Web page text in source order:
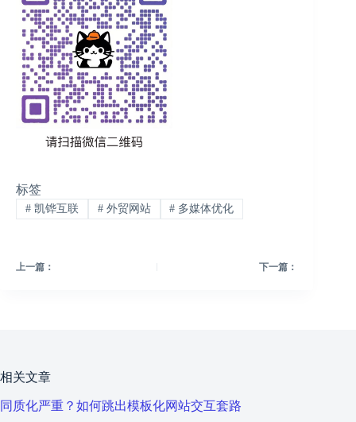
标签
#凯铧互联 #外贸网站 # 多媒体优化
上一篇： 下一篇：
相关文章
同质化严重？如何跳出模板化网站交互套路